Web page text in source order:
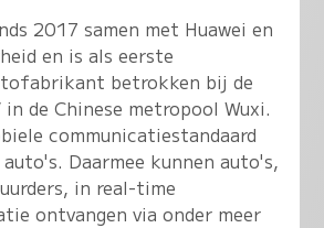
2017 samen met Huawei en
en is als eerste
betrokken bij de
de Chinese metropool Wuxi.
communicatiestandaard
Daarmee kunnen auto's,
in real-time
ontvangen via onder meer